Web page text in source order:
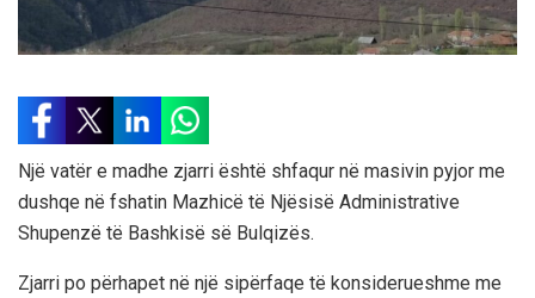
Një vatër e madhe zjarri është shfaqur në masivin pyjor me
dushqe në fshatin Mazhicë të Njësisë Administrative
Shupenzë të Bashkisë së Bulqizës.
Zjarri po përhapet në një sipërfaqe të konsiderueshme me